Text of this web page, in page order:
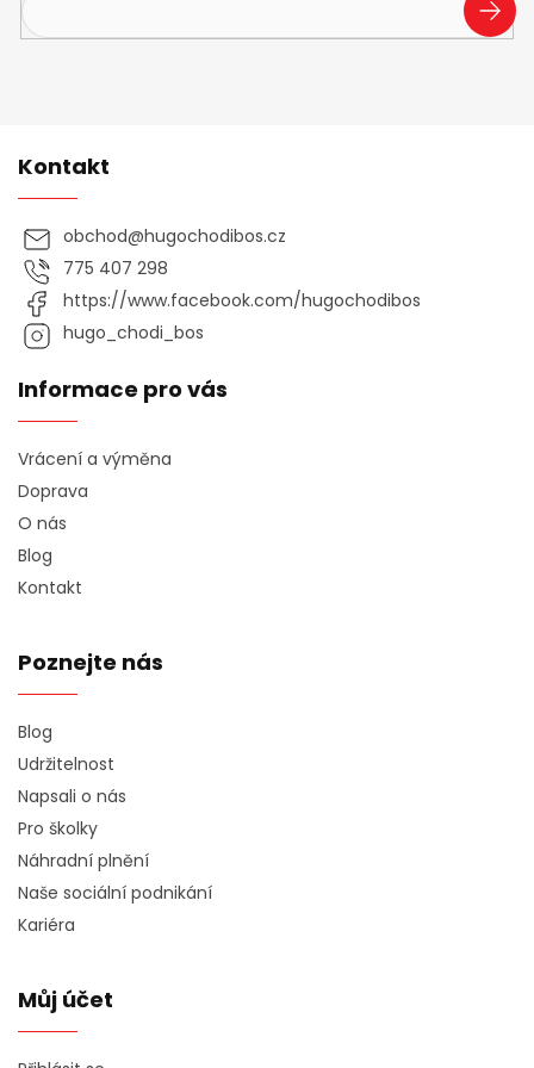
SE
Kontakt
obchod@hugochodibos.cz
775 407 298
https://www.facebook.com/hugochodibos
hugo_chodi_bos
Informace pro vás
Vrácení a výměna
Doprava
O nás
Blog
Kontakt
Poznejte nás
Blog
Udržitelnost
Napsali o nás
Pro školky
Náhradní plnění
Naše sociální podnikání
Kariéra
Můj účet